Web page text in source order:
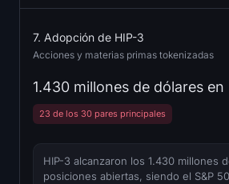
7. Adopción de HIP-3
Acciones y materias primas tokenizadas
1.430 millones de dólares en
23 de los 30 pares principales
HIP-3 alcanzaron los 1.430 millones
posiciones abiertas, siendo el S&P